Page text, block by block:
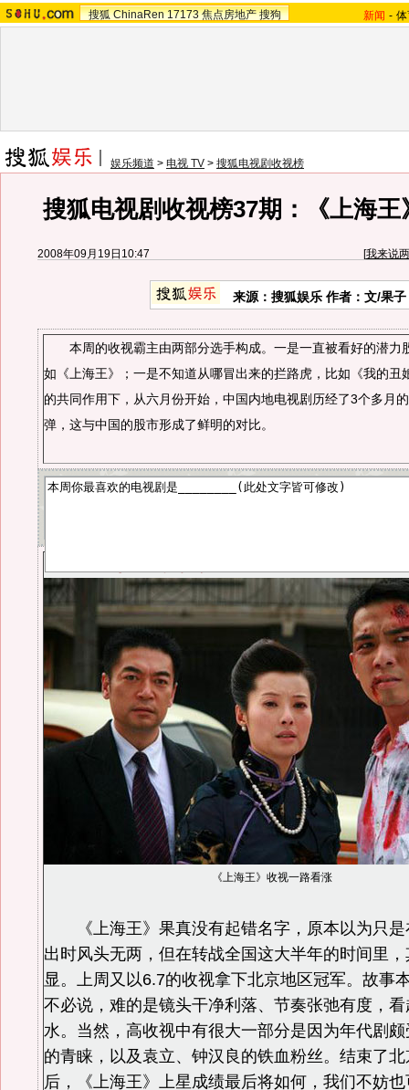
搜狐 ChinaRen 17173 焦点房地产 搜狗 新闻 -
娱乐频道 > 电视 TV > 搜狐电视剧收视榜
搜狐电视剧收视榜37期：《上海王
2008年09月19日10:47 [我来说
来源：搜狐娱乐 作者：文/果子
本周的收视霸主由两部分选手构成。一是一直被看好的潜力
如《上海王》；一是不知道从哪冒出来的拦路虎，比如《我的丑
的共同作用下，从六月份开始，中国内地电视剧历经了3个多月
弹，这与中国的股市形成了鲜明的对比。
《上海王》收视一路看涨
《上海王》果真没有起错名字，原本以为只是
出时风头无两，但在转战全国这大半年的时间里
显。上周又以6.7的收视拿下北京地区冠军。故事
不必说，难的是镜头干净利落、节奏张弛有度，
水。当然，高收视中有很大一部分是因为年代剧
的青睐，以及袁立、钟汉良的铁血粉丝。结束了
后，《上海王》上星成绩最后将如何，我们不妨